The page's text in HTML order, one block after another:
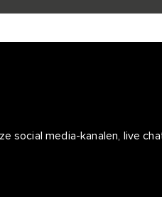
social media-kanalen, live